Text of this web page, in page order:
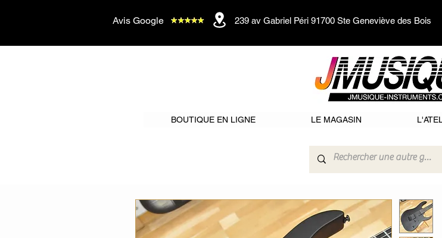
Avis Google 239 av Gabriel Péri 91700 Ste Geneviève des Bois
BOUTIQUE EN LIGNE LE MAGASIN